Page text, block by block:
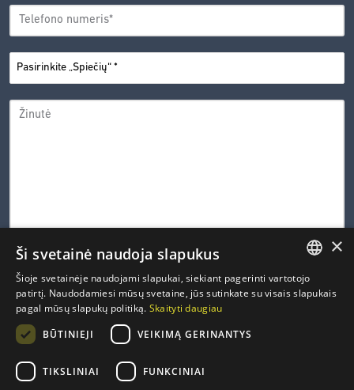
ADRESAS
TELEFONO
NUMERIS*
PASIRINKITE
„SPIEČIŲ“*
ŽINUTĖ
0 iš 600 leistinų simbolių
CAPTCHA
PRIVATUMO
POLITIKA
politika .*
LITHUANIAN
×
Ši svetainė naudoja slapukus
Šioje svetainėje naudojami slapukai, siekiant pagerinti vartotojo
patirtį. Naudodamiesi mūsų svetaine, jūs sutinkate su visais slapukais
pagal mūsų slapukų politiką. Skaityti daugiau
BŪTINIEJI
VEIKIMĄ GERINANTYS
TIKSLINIAI FUNKCINIAI